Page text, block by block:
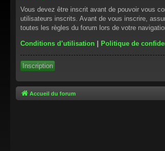
Vous devez être inscrit avant de pouvoir vous
utilisateurs inscrits. Avant de vous inscrire,
toutes les règles du forum lors de votre
Conditions d’utilisation | Politique de
Inscription
Accueil du forum